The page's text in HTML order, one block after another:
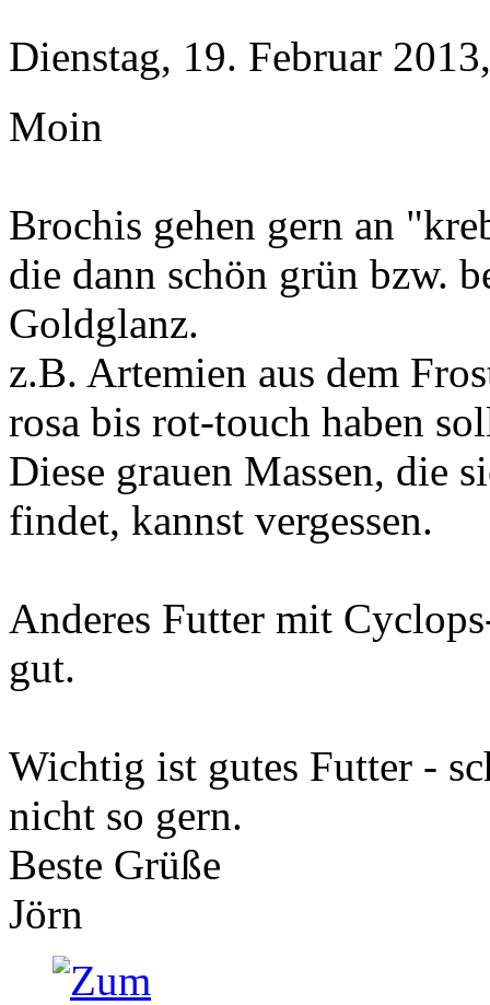
Dienstag, 19. Februar
Moin
Brochis gehen gern an
die dann schön grün bzw.
Goldglanz.
z.B. Artemien aus dem
rosa bis rot-touch haben
Diese grauen Massen, die
findet, kannst vergessen.
Anderes Futter mit
gut.
Wichtig ist gutes Futter -
nicht so gern.
Beste Grüße
Jörn